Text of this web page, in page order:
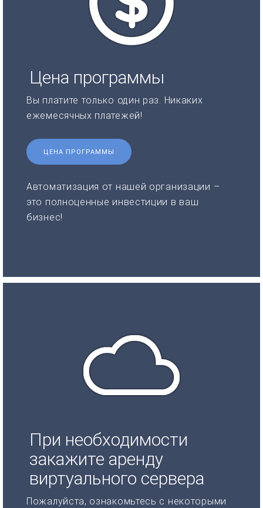
Цена программы
Вы платите только один раз. Никаких
ежемесячных платежей!
ЦЕНА ПРОГРАММЫ
Автоматизация от нашей организации –
это полноценные инвестиции в ваш
бизнес!
При необходимости
закажите аренду
виртуального сервера
Пожалуйста, ознакомьтесь с некоторыми